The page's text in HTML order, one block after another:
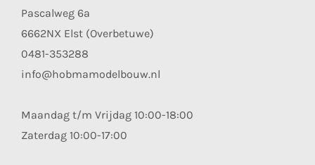
Pascalweg 6a
6662NX Elst (Overbetuwe)
0481-353288
info@hobmamodelbouw.nl
Maandag t/m Vrijdag 10:00-18:00
Zaterdag 10:00-17:00